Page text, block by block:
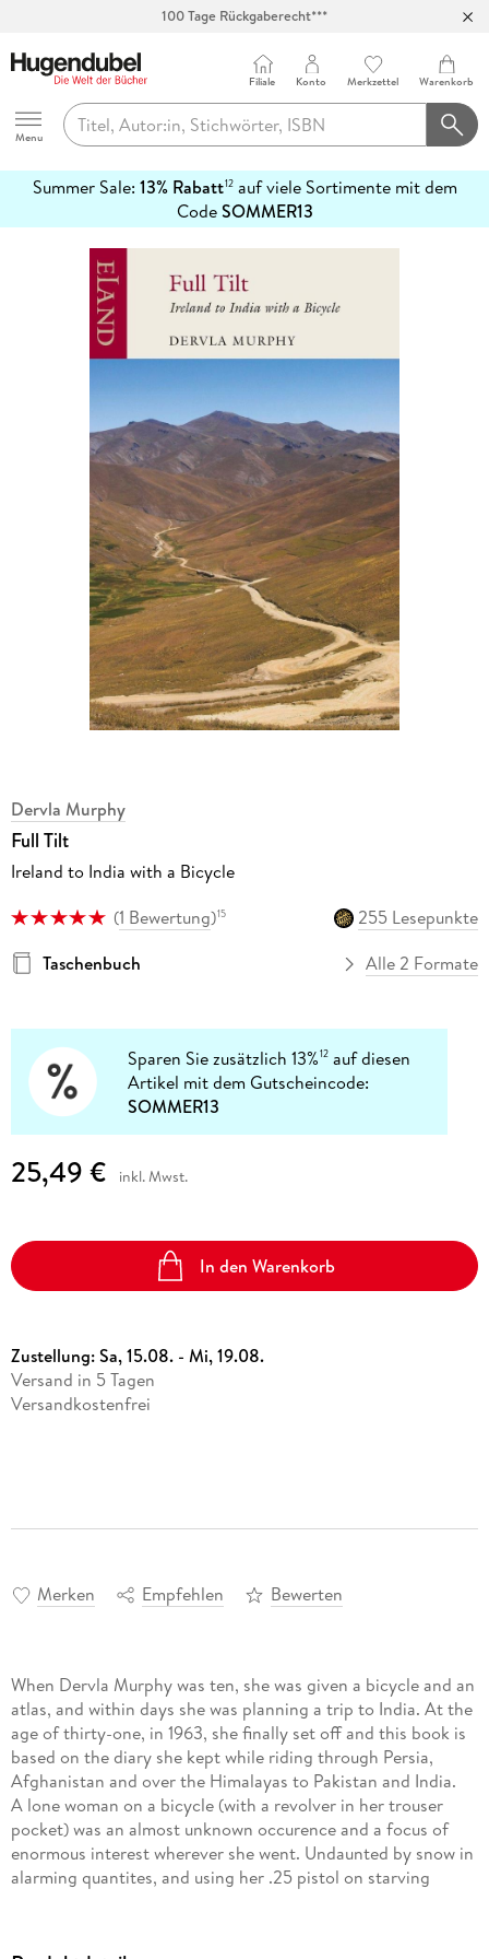
Hugendubel
Menu
Filiale Konto Merkzettel Warenkorb
Summer Sale: 13% Rabatt12auf viele Sortimente mit dem
CodeSOMMER13
erfahren
Dervla Murphy
Full Tilt
Ireland to India with a Bicycle
(1 Bewertung)15
255 Lesepunkte
Taschenbuch
Alle 2 Formate
Sparen Sie zusätzlich 13%12 auf diesen
Artikel mit dem Gutscheincode:
SOMMER13
25,49 € inkl. Mwst.
In den Warenkorb
Zustellung:Sa, 15.08. - Mi, 19.08.
Versand in 5 Tagen
Versandkostenfrei
Merken Empfehlen Bewerten
When Dervla Murphy was ten, she was given a bicycle and an
atlas, and within days she was planning a trip to India. At the
age of thirty-one, in 1963, she finally set off and this book is
based on the diary she kept while riding through Persia,
Afghanistan and over the Himalayas to Pakistan and India.
A lone woman on a bicycle (with a revolver in her trouser
pocket) was an almost unknown occurence and a focus of
enormous interest wherever she went. Undaunted by snow in
alarming quantites, and using her .25 pistol on starving